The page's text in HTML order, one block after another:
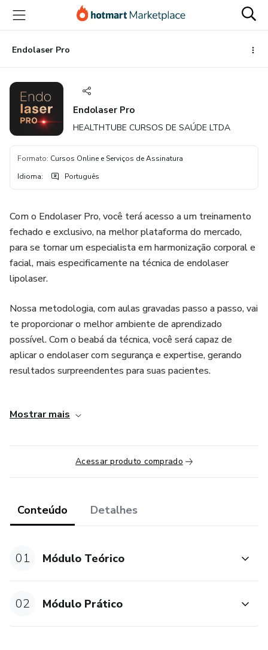
para
conteúdo
principal
para
pagamento
para
rodapé
Endolaser Pro
Endolaser Pro
HEALTHTUBE CURSOS DE SAÚDE LTDA
Formato: Cursos Online e Serviços de Assinatura
Idioma: Português
Com o Endolaser Pro, você terá acesso a um treinamento
fechado e exclusivo, na melhor plataforma do mercado,
para se tornar um especialista em harmonização corporal e
facial, mais especificamente na técnica de endolaser
lipolaser.
Nossa metodologia, com aulas gravadas passo a passo, vai
te proporcionar o melhor ambiente de aprendizado
possível. Com o beabá da técnica, você será capaz de
aplicar o endolaser com segurança e expertise, gerando
resultados surpreendentes para suas pacientes.
harmonização corporal, e dominá-la vai te diferenciar dos
capaz de proporcionar na vida das suas pacientes vão gerar
uma transformação enorme, atraindo cada vez mais
pessoas para o seu trabalho.
Com o destaque que você vai conquistar na sua região, sua
agenda ficará cada vez mais lotada e o valor da sua hora de
preocupar em realizar inúmeros procedimentos baratinhos
isso.
Mostrar mais
Acessar produto comprado
Conteúdo Detalhes
01 Módulo Teórico
02 Módulo Prático